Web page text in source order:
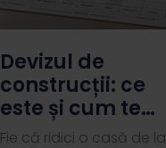
Devizul de
construcții: ce
este și cum te
ajută să eviți
Fie că ridici o casă de la